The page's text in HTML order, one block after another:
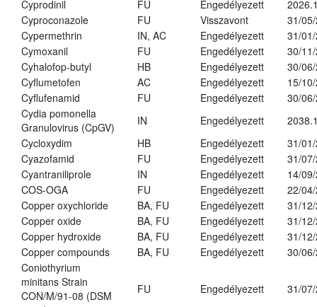
Cyprodinil
FU Engedélyezett
Cyproconazole
FU Visszavont
31/
Cypermethrin
IN, AC Engedélyezett
31/
Cymoxanil
FU Engedélyezett
30/
Cyhalofop-butyl
HB Engedélyezett
30/
Cyflumetofen
AC Engedélyezett
15/
Cyflufenamid
FU Engedélyezett
30/
Cydia pomonella
Granulovirus (CpGV)
IN Engedélyezett
Cycloxydim
HB Engedélyezett
31/
Cyazofamid
FU Engedélyezett
31/
Cyantraniliprole
IN Engedélyezett
14/
COS-OGA
FU Engedélyezett
22/
Copper oxychloride
BA, FU Engedélyezett
31/
Copper oxide
BA, FU Engedélyezett
31/
Copper hydroxide
BA, FU Engedélyezett
31/
Copper compounds
BA, FU Engedélyezett
30/
Coniothyrium
minitans Strain
CON/M/91-08 (DSM
FU Engedélyezett 31/